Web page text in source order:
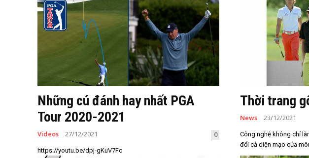
Những cú đánh hay nhất PGA
Tour 2020-2021
Videos 27/12/2021 0
https://youtu.be/dpj-gKuV7Fc
Thời trang
News 23/12/2021
Công nghệ không chỉ
đổi cả diện mạo của